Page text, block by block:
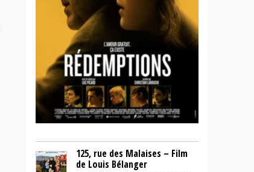
125, rue des Malaises – Film
de Louis Bélanger